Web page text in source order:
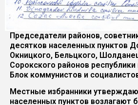
Председатели районов,
десятков населенных пунктов
Окницкого, Бельцкого,
Сорокского районов
Блок коммунистов и
Местные избранники
населенных пунктов